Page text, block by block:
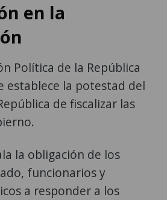
en la
Política de la República
establece la potestad del
de fiscalizar las
la obligación de los
funcionarios y
a responder a los